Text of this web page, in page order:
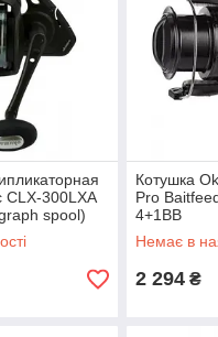
CLX-300LXA
spool)
Котушка
Pro
4+1BB
Немає в
2 294 ₴